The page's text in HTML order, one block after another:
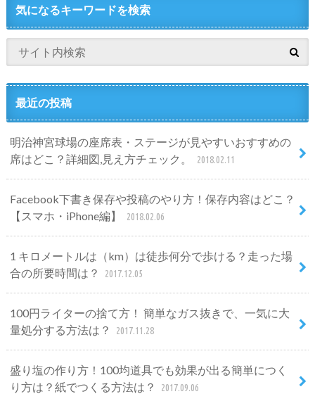
気になるキーワードを検索
最近の投稿
明治神宮球場の座席表・ステージが見やすいおすすめの
席はどこ？詳細図,見え方チェック。
2018.02.11
Facebook下書き保存や投稿のやり方！保存内容はどこ？
【スマホ・iPhone編】
2018.02.06
1 キロメートルは（km）は徒歩何分で歩ける？走った場
合の所要時間は？
2017.12.05
100円ライターの捨て方！ 簡単なガス抜きで、一気に大
量処分する方法は？
2017.11.28
盛り塩の作り方！100均道具でも効果が出る簡単につく
り方は？紙でつくる方法は？
2017.09.06